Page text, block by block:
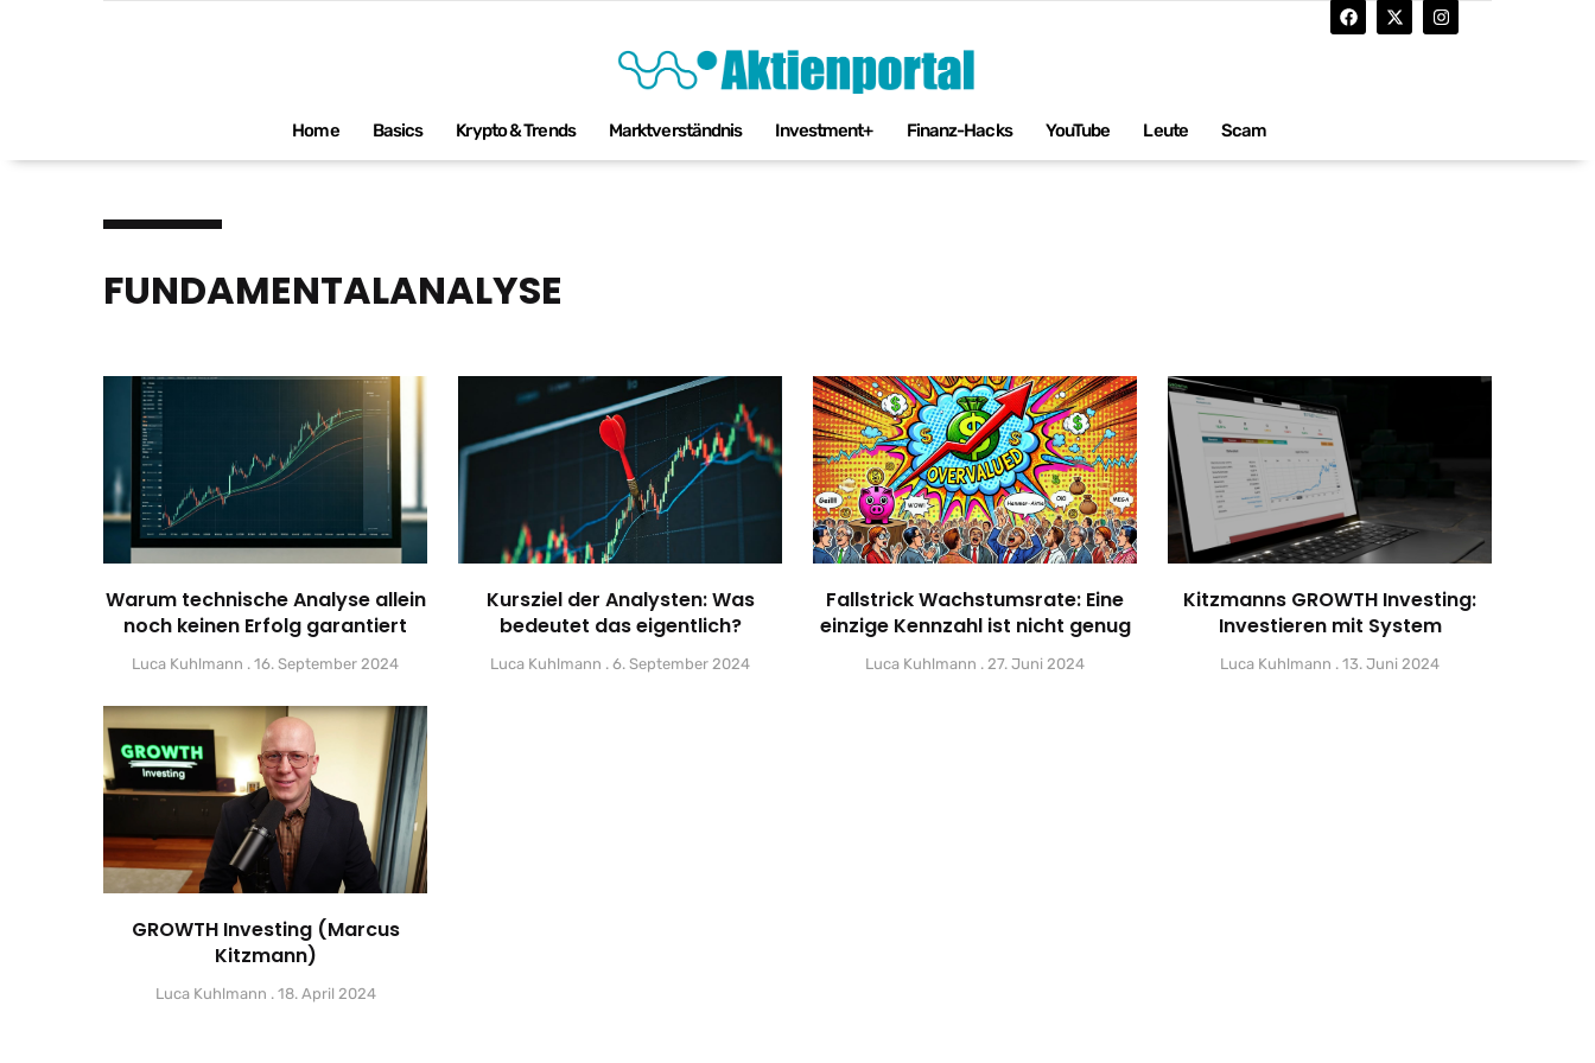
Home Basics Krypto & Trends Marktverständnis Investment+ Finanz-Hacks YouTube Leute Scam
FUNDAMENTALANALYSE
Warum technische Analyse allein
noch keinen Erfolg garantiert
Luca Kuhlmann 16. September 2024
Kursziel der Analysten: Was
bedeutet das eigentlich?
Luca Kuhlmann 6. September 2024
Fallstrick Wachstumsrate: Eine
einzige Kennzahl ist nicht genug
Luca Kuhlmann 27. Juni 2024
Kitzmanns GROWTH Investing:
Investieren mit System
Luca Kuhlmann 13. Juni 2024
GROWTH Investing (Marcus
Kitzmann)
Luca Kuhlmann 18. April 2024